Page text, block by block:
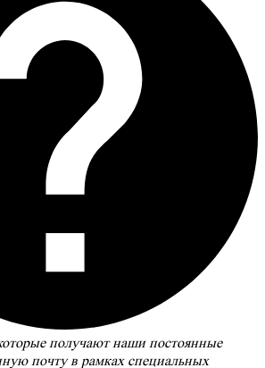
получают наши постоянные
почту в рамках специальных